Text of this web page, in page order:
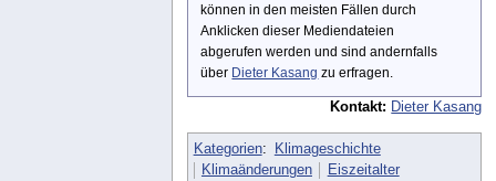
können in den meisten Fällen durch
Anklicken dieser Mediendateien
abgerufen werden und sind andernfalls
über Dieter Kasang zu erfragen.
Kontakt: Dieter Kasang
Kategorien:
Klimageschichte
Klimaänderungen
Eiszeitalter